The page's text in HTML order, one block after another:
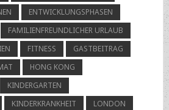
ENTWICKLUNGSPHASEN
FAMILIENFREUNDLICHER URLAUB
FITNESS
GASTBEITRAG
HONG KONG
KINDERGARTEN
KINDERKRANKHEIT
LONDON